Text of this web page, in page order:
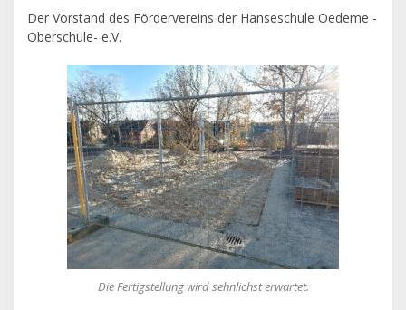
Der Vorstand des Fördervereins der Hanseschule Oedeme -
Oberschule- e.V.
Die Fertigstellung wird sehnlichst erwartet.